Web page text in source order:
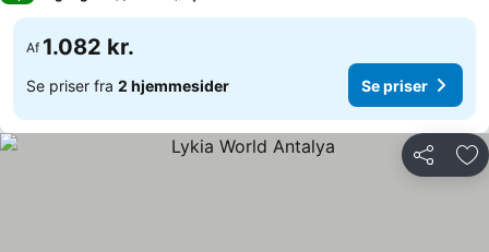
Af 1.082 kr.
Se priser fra 2 hjemmesider Se priser
Del